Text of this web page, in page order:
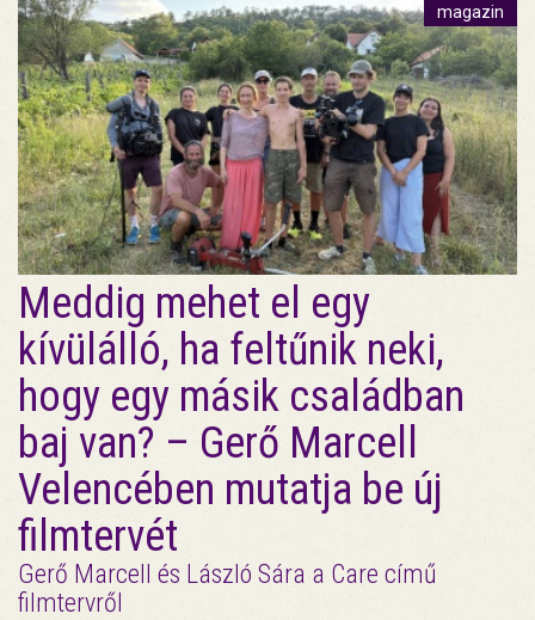
magazin
Meddig mehet el egy
kívülálló, ha feltűnik neki,
hogy egy másik családban
baj van? – Gerő Marcell
Velencében mutatja be új
filmtervét
Gerő Marcell és László Sára a Care című
filmtervről